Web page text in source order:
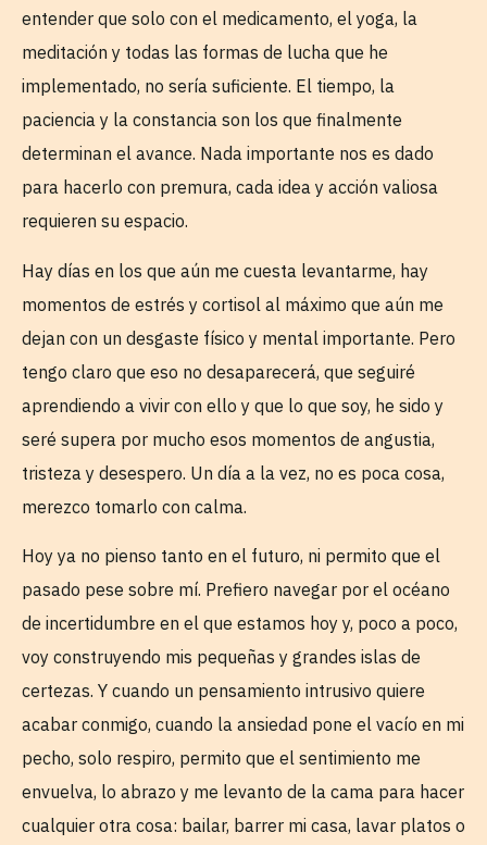
entender que solo con el medicamento, el yoga, la
meditación y todas las formas de lucha que he
implementado, no sería suficiente. El tiempo, la
paciencia y la constancia son los que finalmente
determinan el avance. Nada importante nos es dado
para hacerlo con premura, cada idea y acción valiosa
requieren su espacio.
Hay días en los que aún me cuesta levantarme, hay
momentos de estrés y cortisol al máximo que aún me
dejan con un desgaste físico y mental importante. Pero
tengo claro que eso no desaparecerá, que seguiré
aprendiendo a vivir con ello y que lo que soy, he sido y
seré supera por mucho esos momentos de angustia,
tristeza y desespero. Un día a la vez, no es poca cosa,
merezco tomarlo con calma.
Hoy ya no pienso tanto en el futuro, ni permito que el
pasado pese sobre mí. Prefiero navegar por el océano
de incertidumbre en el que estamos hoy y, poco a poco,
voy construyendo mis pequeñas y grandes islas de
certezas. Y cuando un pensamiento intrusivo quiere
acabar conmigo, cuando la ansiedad pone el vacío en mi
pecho, solo respiro, permito que el sentimiento me
envuelva, lo abrazo y me levanto de la cama para hacer
cualquier otra cosa: bailar, barrer mi casa, lavar platos o